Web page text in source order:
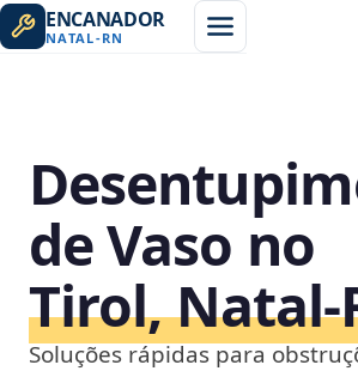
ENCANADOR
NATAL-RN
de Vaso no
Tirol,
Soluções rápidas para